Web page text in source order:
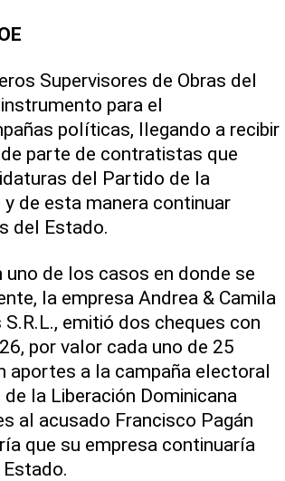
Supervisores de Obras del
para el
políticas, llegando a recibir
parte de contratistas que
del Partido de la
y de esta manera continuar
del Estado.
de los casos en donde se
la empresa Andrea & Camila
emitió dos cheques con
por valor cada uno de 25
aportes a la campaña electoral
la Liberación Dominicana
al acusado Francisco Pagán
que su empresa continuaría